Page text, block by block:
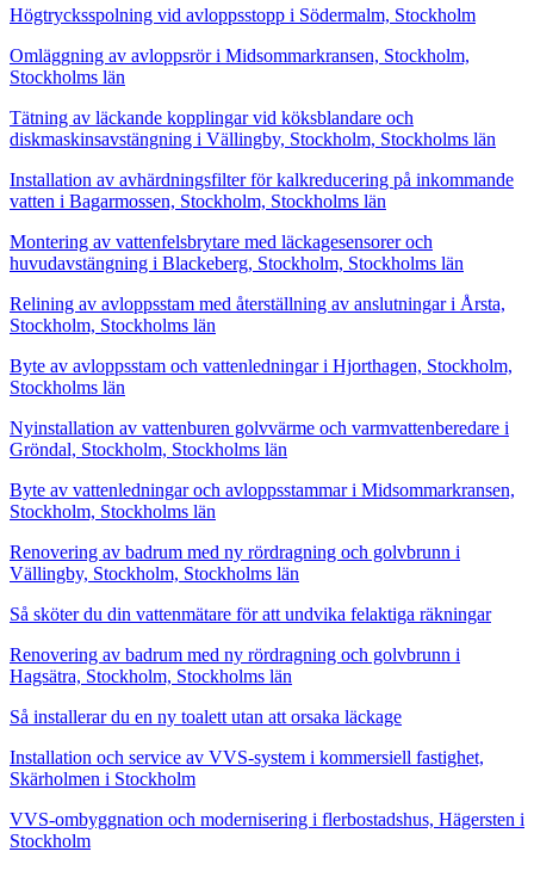
Högtrycksspolning vid avloppsstopp i Södermalm, Stockholm
Omläggning av avloppsrör i Midsommarkransen, Stockholm,
Stockholms län
Tätning av läckande kopplingar vid köksblandare och
diskmaskinsavstängning i Vällingby, Stockholm, Stockholms län
Installation av avhärdningsfilter för kalkreducering på inkommande
vatten i Bagarmossen, Stockholm, Stockholms län
Montering av vattenfelsbrytare med läckagesensorer och
huvudavstängning i Blackeberg, Stockholm, Stockholms län
Relining av avloppsstam med återställning av anslutningar i Årsta,
Stockholm, Stockholms län
Byte av avloppsstam och vattenledningar i Hjorthagen, Stockholm,
Stockholms län
Nyinstallation av vattenburen golvvärme och varmvattenberedare i
Gröndal, Stockholm, Stockholms län
Byte av vattenledningar och avloppsstammar i Midsommarkransen,
Stockholm, Stockholms län
Renovering av badrum med ny rördragning och golvbrunn i
Vällingby, Stockholm, Stockholms län
Så sköter du din vattenmätare för att undvika felaktiga räkningar
Renovering av badrum med ny rördragning och golvbrunn i
Hagsätra, Stockholm, Stockholms län
Så installerar du en ny toalett utan att orsaka läckage
Installation och service av VVS-system i kommersiell fastighet,
Skärholmen i Stockholm
VVS-ombyggnation och modernisering i flerbostadshus, Hägersten i
Stockholm